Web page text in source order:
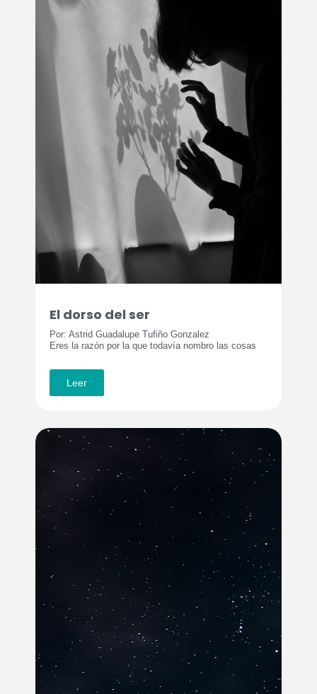
El dorso del ser
Por: Astrid Guadalupe Tufiño Gonzalez
Eres la razón por la que todavía nombro las cosas
Leer